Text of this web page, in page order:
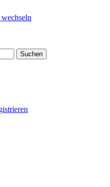
Suchen